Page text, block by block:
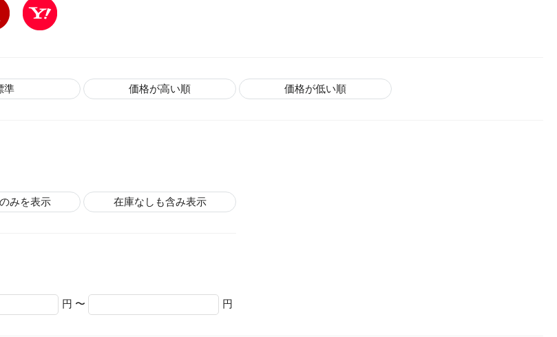
準 価格が高い順 価格が低い順
みを表示 在庫なしも含み表示
円 〜 円